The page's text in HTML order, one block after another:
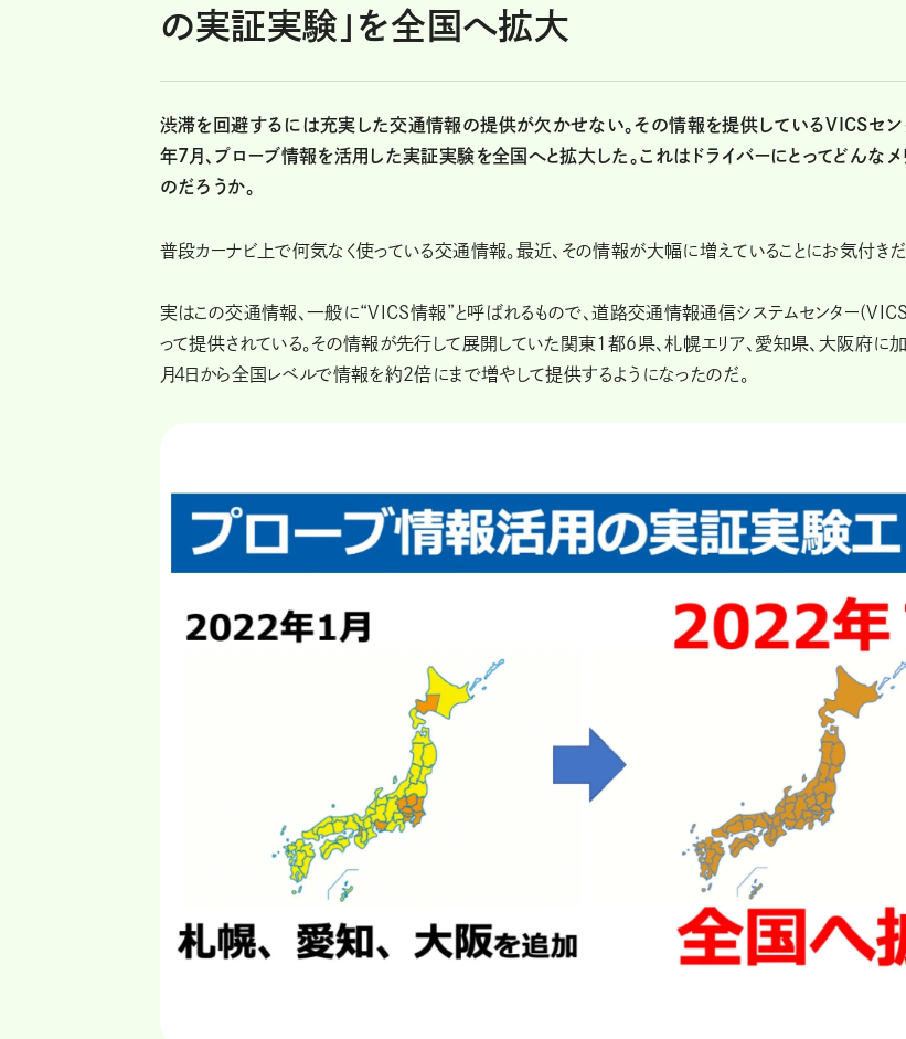
の実証実験」を全国へ拡大
渋滞を回避するには充実した交通情報の提供が欠かせない。その情報を提供しているVICSセ
年7月、プローブ情報を活用した実証実験を全国へと拡大した。これはドライバーにとってどんなメ
のだろうか。
普段カーナビ上で何気なく使っている交通情報。最近、その情報が大幅に増えていることにお気付きだ
実はこの交通情報、一般に“VICS情報”と呼ばれるもので、道路交通情報通信システムセンター
って提供されている。その情報が先行して展開していた関東1都6県、札幌エリア、愛知県、大阪府に
月4日から全国レベルで情報を約2倍にまで増やして提供するようになったのだ。